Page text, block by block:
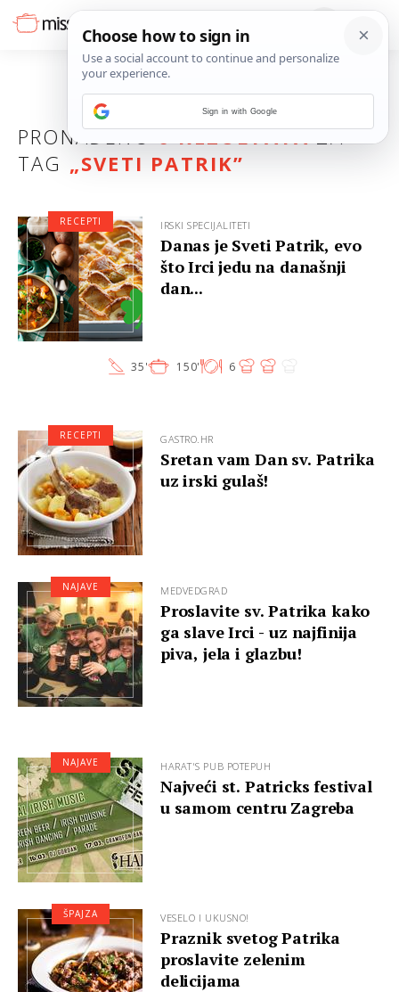
PRONAĐENO6 REZULTATAZA
TAG „SVETI PATRIK”
IRSKI SPECIJALITETI
Danas je Sveti Patrik, evo
što Irci jedu na današnji
dan...
35' 150' 6
RECEPTI
GASTRO.HR
Sretan vam Dan sv. Patrika
uz irski gulaš!
RECEPTI
MEDVEDGRAD
Proslavite sv. Patrika kako
ga slave Irci - uz najfinija
piva, jela i glazbu!
NAJAVE
HARAT'S PUB POTEPUH
Najveći st. Patricks festival
u samom centru Zagreba
NAJAVE
VESELO I UKUSNO!
Praznik svetog Patrika
proslavite zelenim
delicijama
ŠPAJZA
Sign in with Google